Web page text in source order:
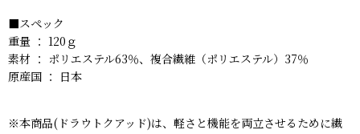
■スペック
重量 ： 120ｇ
素材 ： ポリエステル63％、複合繊維（ポリエステル）37％
原産国 ： 日本
※本商品(ドラウトクアッド)は、軽さと機能を両立させるために繊